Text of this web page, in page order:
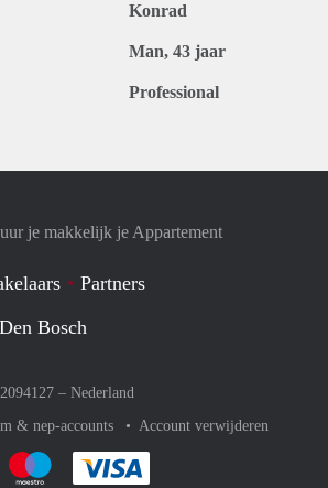
Konrad
Man, 43 jaar
Professional
je makkelijk je Appartement
Partners
Bosch
– Nederland
& nep-accounts Account verwijderen
af met Paypal
rekent gemakkelijk af met Mastercard
Je rekent gemakkelijk af met Meastro